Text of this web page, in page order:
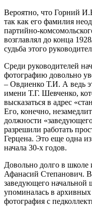
Вероятно, что Горний
так как его фамилия
партийно-
возглавлял до конца
судьба этого
Среди руководителей
фотографию довольно
– Овдиенко Т.И. А ведь
имени Т.Г. Шевченко,
высказаться в адрес
Его, конечно,
должности
разрешили работать
Герцена. Это еще одна
начала 30-х годов.
Довольно долго в
Афанасий Степанович.
заведующего начальной
упоминалась в
фотография с